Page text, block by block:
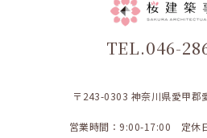
TEL.046-
〒243-0303 神奈川県愛甲郡
営業時間：9:00-17:00 定休